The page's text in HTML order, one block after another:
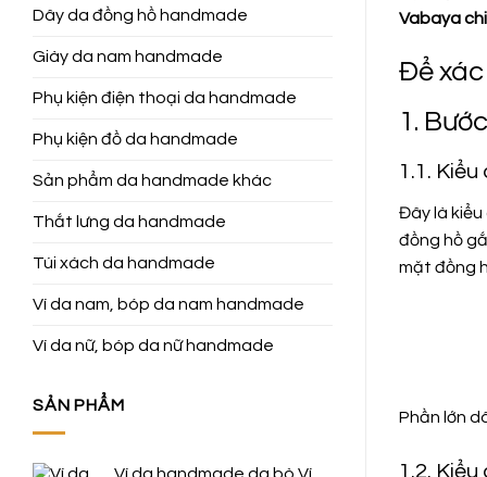
Dây da đồng hồ handmade
Giày da nam handmade
Phụ kiện điện thoại da handmade
Phụ kiện đồ da handmade
Sản phẩm da handmade khác
Thắt lưng da handmade
Túi xách da handmade
Ví da nam, bóp da nam handmade
Ví da nữ, bóp da nữ handmade
SẢN PHẨM
Ví da handmade da bò Ví
Vabaya
Để
1.
1.1.
Đây là
đồng hồ
mặt đồng
Phần lớn
1.2.